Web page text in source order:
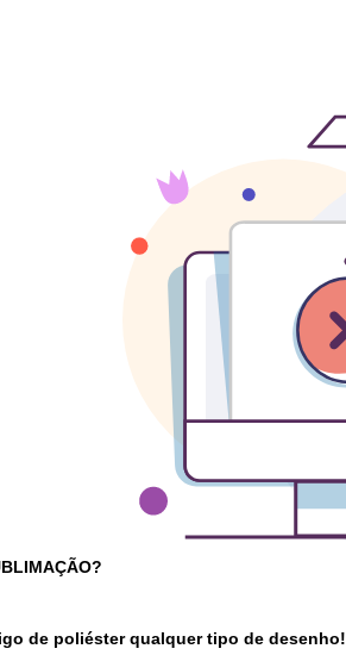
de poliéster qualquer tipo de desenho!